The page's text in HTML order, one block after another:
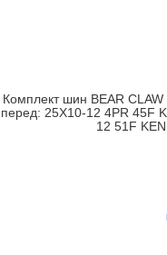
Комплект шин BEAR
перед: 25X10-12 4PR 45F
12 51F